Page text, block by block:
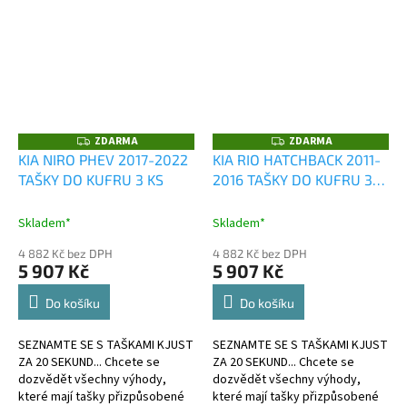
Z
D
A
R
ZDARMA
KIA NIRO PHEV 2017-2022
TAŠKY DO KUFRU 3 KS
Skladem*
4 882 Kč bez DPH
5 907 Kč
Do košíku
SEZNAMTE SE S TAŠKAMI KJUST
ZA 20 SEKUND... Chcete se
dozvědět všechny výhody,
které mají tašky přizpůsobené
Z
D
A
R
ZDARMA
KIA RIO HATCHBACK 2011-
2016 TAŠKY DO KUFRU 3
Skladem*
4 882 Kč bez DPH
5 907 Kč
Do košíku
SEZNAMTE SE S TAŠKAMI KJUST
ZA 20 SEKUND... Chcete se
dozvědět všechny výhody,
které mají tašky přizpůsobené